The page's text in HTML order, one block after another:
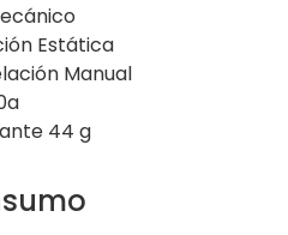
Estática
Manual
44 g